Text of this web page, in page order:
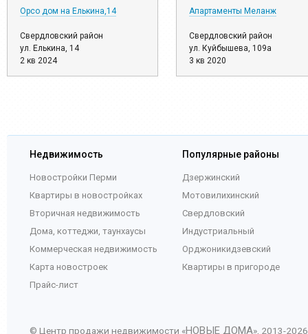
Орсо дом на Елькина,14
Свердловский район
ул. Елькина, 14
2 кв 2024
Апартаменты Меланж
Свердловский район
ул. Куйбышева, 109а
3 кв 2020
Недвижимость
Новостройки Перми
Квартиры в новостройках
Вторичная недвижимость
Дома, коттеджи, таунхаусы
Коммерческая недвижимость
Карта новостроек
Прайс-лист
Популярные районы
Дзержинский
Мотовилихинский
Свердловский
Индустриальный
Орджоникидзевский
Квартиры в пригороде
© Центр продажи недвижимости «НОВЫЕ ДОМА», 2013-2026